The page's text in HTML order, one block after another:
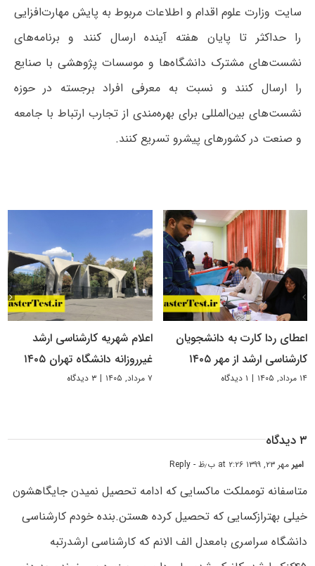
سایت وزارت علوم اقدام و اطلاعات مربوط به پایش مهارت‌افزایی
را حداکثر تا پایان هفته آینده ارسال کنند و برنامه‌های
نشست‌های مشترک دانشگاه‌ها و موسسات پژوهشی با صنایع
را ارسال کنند و نسبت به معرفی افراد برجسته در حوزه
نشست‌های بین‌المللی برای بهره‌مندی از تجارب ارتباط با جامعه
و صنعت در کشورهای پیشرو تسریع کنند.
اعطای ردا کارت به دانشجویان
کارشناسی ارشد از مهر ۱۴۰۵
۱۴ مرداد, ۱۴۰۵ | ۱ دیدگاه
اعلام شهریه کارشناسی ارشد
غیرروزانه دانشگاه تهران ۱۴۰۵
۷ مرداد, ۱۴۰۵ | ۳ دیدگاه
۳ دیدگاه
امیرمهر ۲۳, ۱۳۹۹ at ۲:۲۶ ب٫ظ - Reply
متاسفانه تومملکت ماکسایی که ادامه تحصیل نمیدن جایگاهشون
خیلی بهترازکسایی که تحصیل کرده هستن.بنده خودم کارشناسی
دانشگاه سراسری بامعدل الف الانم که کارشناسی ارشدرتبه